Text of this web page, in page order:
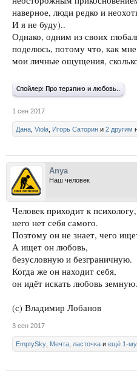
вещи, их как-то вообще возможно
отношения с таким терапевтом,
чьё чувство стыда - неотъемлемый
Нет, конечно, многие начинающие
период "умного, работящего и
"период гуру". У каждого этот
Однако ж, как мне кажется,
"глупый", "ленивый" и "аморальный"
Ну, собственно, первично здесь, кого
психотерапевта.
наверное, люди редко и
И я не буду)..
Однако, одним из своих
поделюсь, потому что, как
мои личные ощущения,
Спойлер: Про терапию и любовь..
1 сен 2017
Дана Viola Игорь Саторин и 2 другим
Anya
Наш человек
Человек приходит к
него нет себя самого.
Поэтому он не знает, чего
А ищет он любовь,
безусловную и безграничную.
Когда же он находит себя,
он идёт искать любовь земную.
(с) Владимир Лобанов
3 сен 2017
EmptySky Мечта ласточка и ещё 1-му